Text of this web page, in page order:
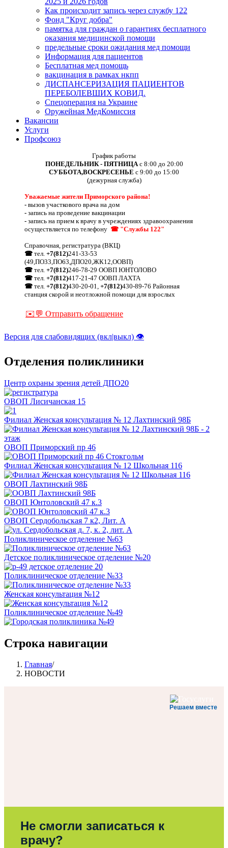
Как происходит запись через службу 122
Фонд "Круг добра"
памятка для граждан о гарантиях бесплатного
оказания медицинской помощи
предельные сроки ожидания мед помощи
Информация для пациентов
Бесплатная мед помощь
вакцинация в рамках нкпп
ДИСПАНСЕРИЗАЦИЯ ПАЦИЕНТОВ
ПЕРЕБОЛЕВШИХ КОВИД.
Спецоперация на Украине
Оружейная МедКомиссия
Вакансии
Услуги
Профсоюз
График работы
ПОНЕДЕЛЬНИК - ПЯТНИЦА с 8:00 до 20:00
СУББОТА,ВОСКРЕСЕНЬЕ с 9:00 до 15:00
(дежурная служба)
Уважаемые жители Приморского района!
- вызов участкового врача на дом
- запись на проведение вакцинации
- запись на прием к врачу в учреждениях здравоохранения
осуществляется по телефону ☎ "Службы 122"
Справочная, регистратура (ВКЦ)
☎ тел. +7(812)241-33-53
(49,ПО33,ПО63,ДПО20,ЖК12,ООВП)
☎ тел. +7(812)246-78-29 ООВП ЮНТОЛОВО
☎ тел. +7(812)417-21-47 ООВП ЛАХТА
☎ тел. +7(812)430-20-01, +7(812)430-89-76 Районная
станция скорой и неотложной помощи для взрослых
✉️💬 Отправить обращение
Версия для слабовидящих (вкл|выкл) 👁
Отделения поликлиники
Центр охраны зрения детей ДПО20
ОВОП Лисичанская 15
Филиал Женская консультация № 12 Лахтинский 98Б
ОВОП Приморский пр 46
Филиал Женская консультация № 12 Школьная 116
ОВОП Лахтинский 98Б
ОВОП Юнтоловский 47 к.3
ОВОП Сердобольская 7 к2, Лит. А
Поликлиническое отделение №63
Детское поликлиническое отделение №20
Поликлиническое отделение №33
Женская консультация №12
Поликлиническое отделение №49
Строка навигации
Главная/
НОВОСТИ
Решаем вместе
Не смогли записаться к
врачу?